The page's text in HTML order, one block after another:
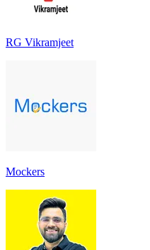
RG Vikramjeet
Mockers